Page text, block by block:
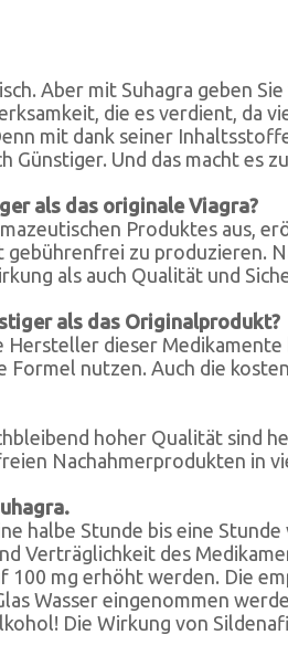
Aber mit Suhagra geben
die es verdient, da
mit dank seiner
Günstiger. Und das macht
als das originale Viagra?
Produktes aus,
gebührenfrei zu produzieren.
als auch Qualität und
als das Originalprodukt?
Hersteller dieser
nutzen. Auch die
hoher Qualität sind
Nachahmerprodukten in
halbe Stunde bis eine
Verträglichkeit des
100 mg erhöht werden. Die
Wasser eingenommen
Die Wirkung von